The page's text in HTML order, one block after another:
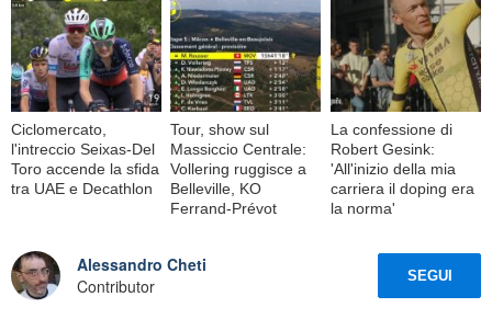
Ciclomercato,
l'intreccio Seixas-Del
Toro accende la sfida
tra UAE e Decathlon
Tour, show sul
Massiccio Centrale:
Vollering ruggisce a
Belleville, KO
Ferrand-Prévot
La confessione di
Robert Gesink:
'All'inizio della mia
carriera il doping era
la norma'
Alessandro Cheti
Contributor
SEGUI